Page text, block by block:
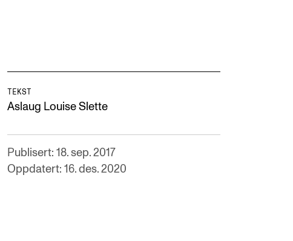
TEKST
Aslaug Louise Slette
Publisert: 18. sep. 2017
Oppdatert: 16. des. 2020